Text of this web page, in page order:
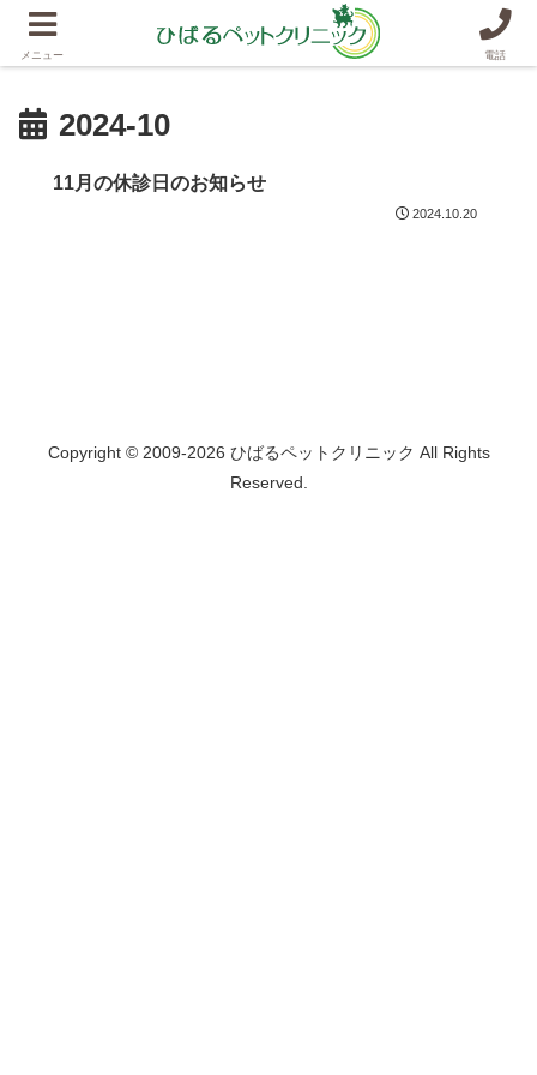
2024-10
11月の休診日のお知らせ
2024.10.20
Copyright © 2009-2026 ひばるペットクリニック All Rights
Reserved.
メニュー 電話